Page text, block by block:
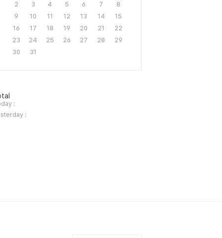
2
3 4 5 6 7
8
9
10 11 12 13 14
15
16
17 18 19 20 21
22
23
24 25 26 27 28
29
30
31
:
: